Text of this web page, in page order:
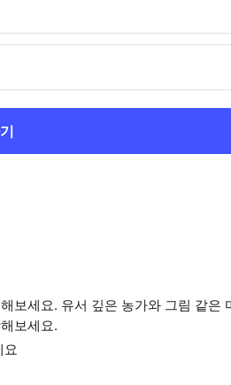
보세요. 유서 깊은 농가와 그림 같은
보세요.